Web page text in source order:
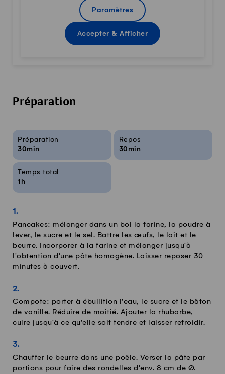
Paramètres
Accepter & Afficher
Préparation
Infos sur la recette
Préparation
30min
Repos
30min
Temps total
1h
Pancakes: mélanger dans un bol la farine, la poudre à
lever, le sucre et le sel. Battre les œufs, le lait et le
beurre. Incorporer à la farine et mélanger jusqu'à
l'obtention d'une pâte homogène. Laisser reposer 30
minutes à couvert.
Compote: porter à ébullition l'eau, le sucre et le bâton
de vanille. Réduire de moitié. Ajouter la rhubarbe,
cuire jusqu'à ce qu'elle soit tendre et laisser refroidir.
Chauffer le beurre dans une poêle. Verser la pâte par
portions pour faire des rondelles d'env. 8 cm de Ø.